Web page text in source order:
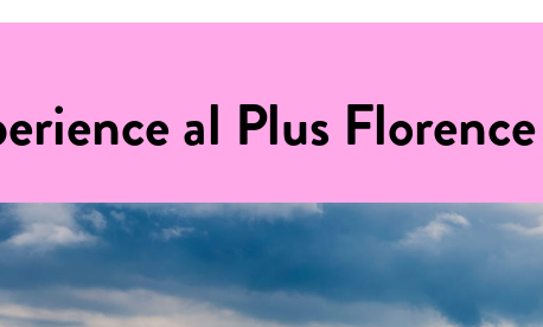
al Plus Florence